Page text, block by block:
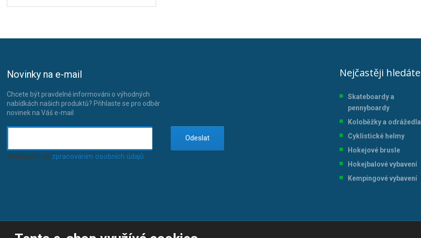
Novinky na e-mail
Chcete být pravdelně informováni o výhodných
nabídkách našich produktů? Přihlaste se pro odběr
novinek na Váš e-mail
Odeslat
Souhlasím se zpracováním osobních údajů.
Nejčastěji hledáte
Skateboardy a
pennyboardy
Koloběžky a odrážedla
Cyklistické helmy
Hokejové brusle
Hokejbalové vybavení
Kempingové vybavení
© 2026, JP-SPORT.CZ SPORTOVNÍ POTŘEBY